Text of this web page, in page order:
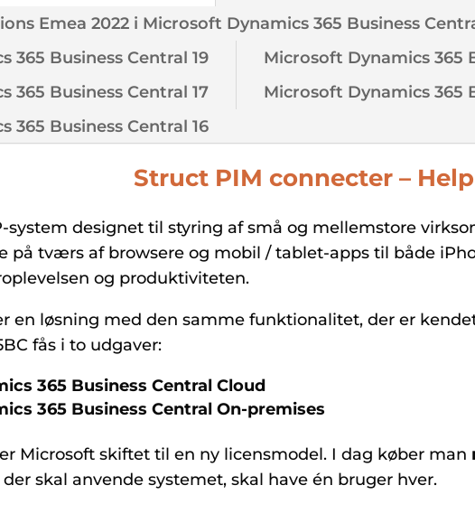
Emea 2022 i Microsoft Dynamics 365 Business
365 Business Central 19
Microsoft Dynamics 365
365 Business Central 17
Microsoft Dynamics 365
365 Business Central 16
Struct PIM connecter – Help
system designet til styring af små og mellemstore
på tværs af browsere og mobil / tablet-apps til både
og produktiviteten.
en løsning med den samme funktionalitet, der er
fås i to udgaver:
365 Business Central Cloud
365 Business Central On-premises
Microsoft skiftet til en ny licensmodel. I dag køber man
skal anvende systemet, skal have én bruger hver.